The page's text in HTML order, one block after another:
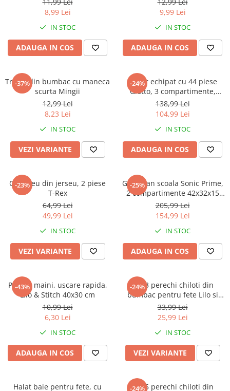
Wonder Woman
The Grinch
FLAMINGO
Incaltaminte fete
Ghete si cizme fete
Pantofi fete
Pantofi sport fete
Sandale fete
8,99 Lei
IN STOC
ADAUGA IN COS
9,99 Lei
IN STOC
ADAUGA IN COS
-37%
Tricou din bumbac cu maneca
scurta Mingii
12,99 Lei
8,23 Lei
IN STOC
VEZI VARIANTE
-24%
Penar echipat cu 44 piese
Giotto, 3 compartimente,
Hello Kitty
138,99 Lei
104,99 Lei
IN STOC
ADAUGA IN COS
-23%
Compleu din jerseu, 2 piese
T-Rex
64,99 Lei
49,99 Lei
IN STOC
VEZI VARIANTE
-25%
Ghiozdan scoala Sonic Prime,
2 compartimente 42x32x15
cm
205,99 Lei
154,99 Lei
IN STOC
ADAUGA IN COS
-43%
Prosop maini, uscare rapida,
Lilo & Stitch 40x30 cm
10,99 Lei
6,30 Lei
IN STOC
ADAUGA IN COS
-24%
Set 3 perechi chiloti din
bumbac pentru fete Lilo si
Stitch
33,99 Lei
25,99 Lei
IN STOC
VEZI VARIANTE
Halat baie pentru fete, cu
-24%
Set 5 perechi chiloti din